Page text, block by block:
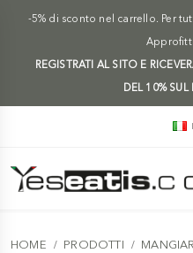
-5% di sconto nel carrello. Per
REGISTRATI AL SITO E
DEL 10%
HOME PRODOTTI